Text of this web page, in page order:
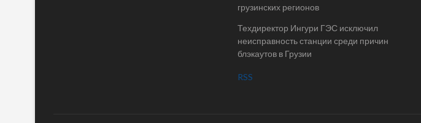
грузинских регионов
Техдиректор Ингури ГЭС исключил
неисправность станции среди причин
блэкаутов в Грузии
RSS